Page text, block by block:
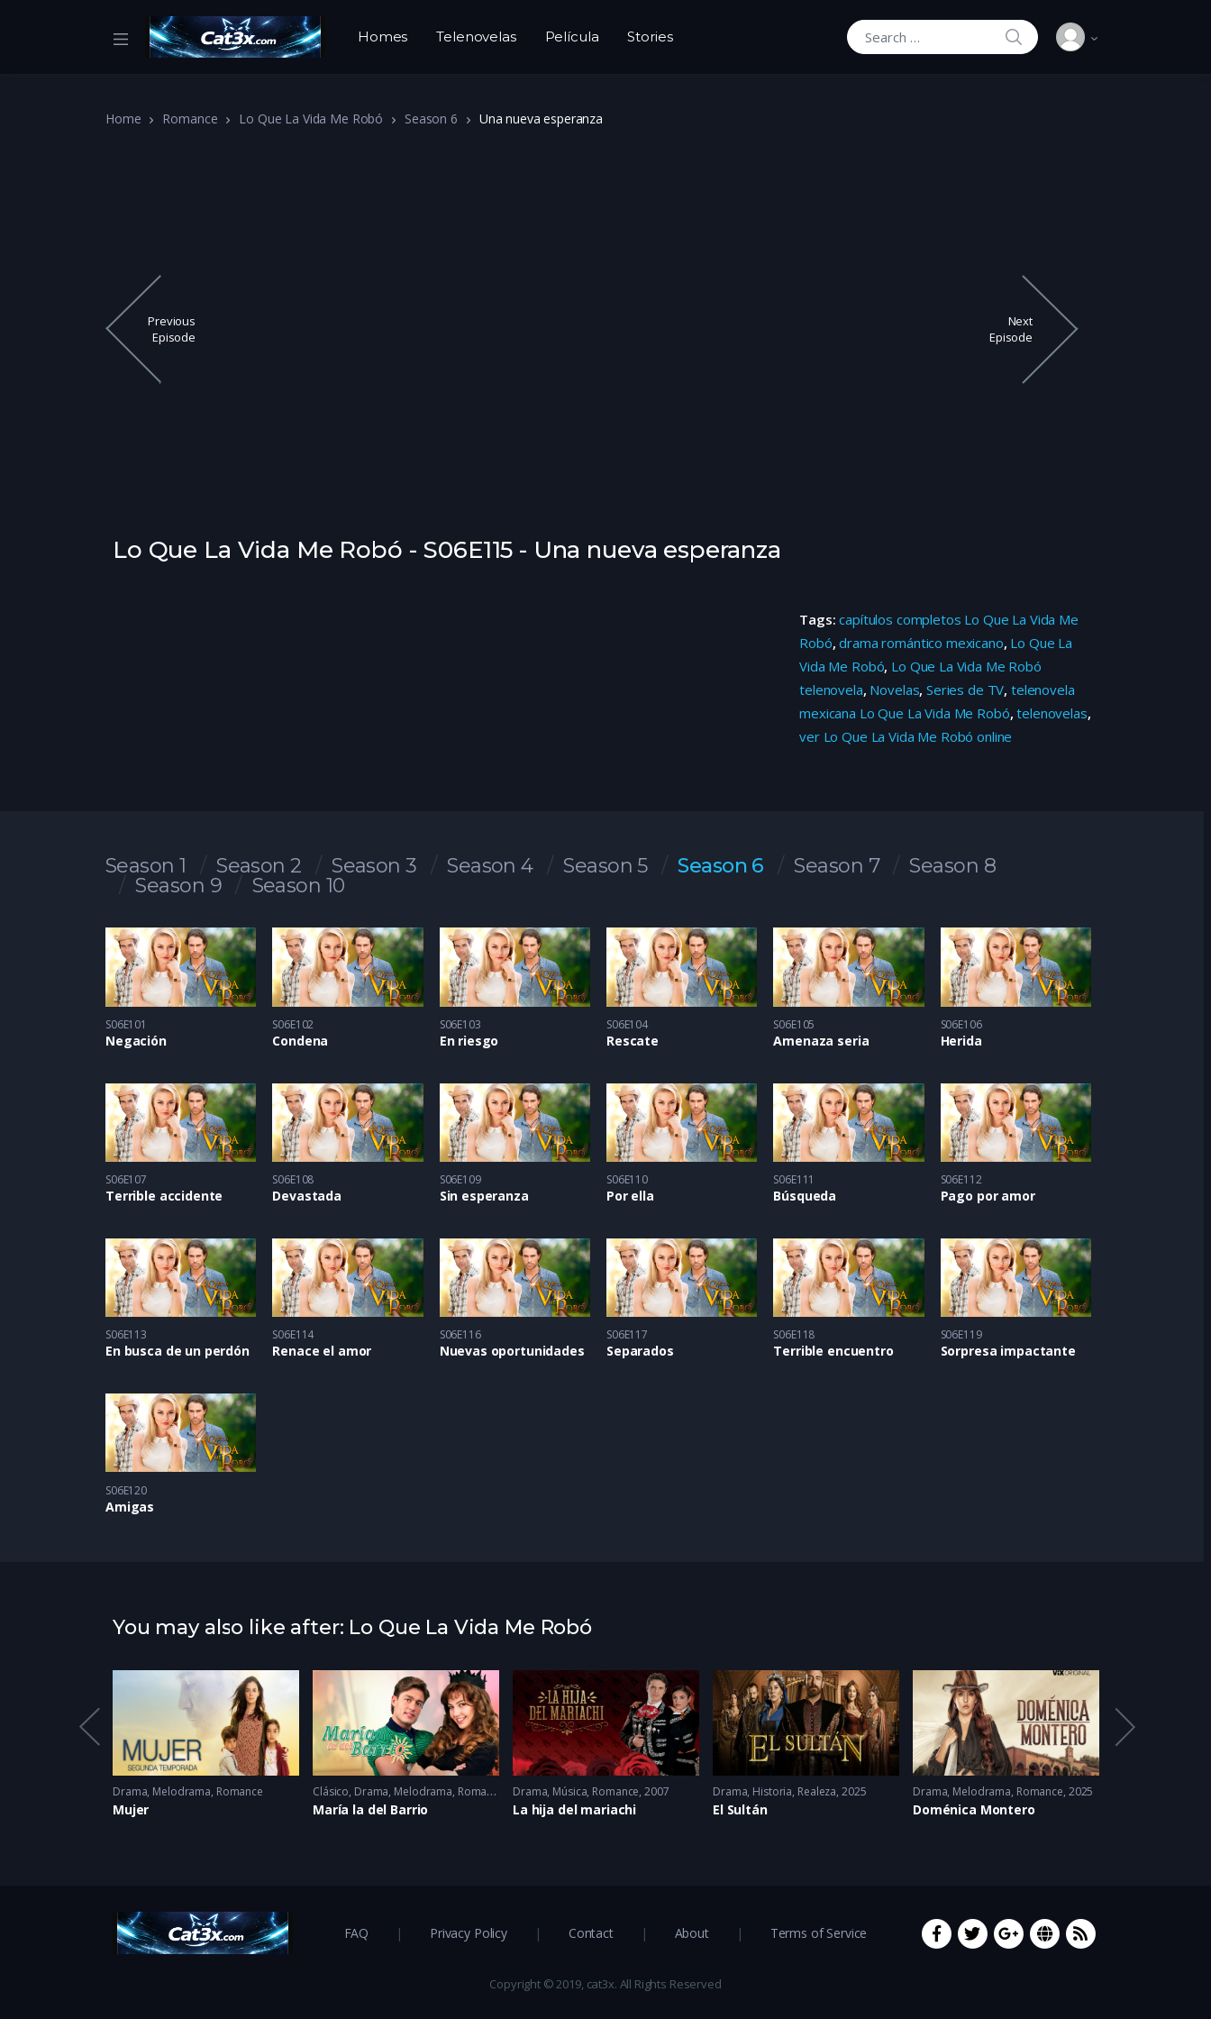
Homes Telenovelas Película Stories
Search for:
SEARCH
Home Romance Lo Que La Vida Me Robó Season 6 Una nueva esperanza
Previous
Episode
Next
Episode
Lo Que La Vida Me Robó - S06E115 - Una nueva esperanza
Tags:capítulos completos Lo Que La Vida Me
Robó,drama romántico mexicano, Lo Que La
Vida Me Robó, Lo Que La Vida Me Robó
telenovela, Novelas,Series de TV, telenovela
mexicana Lo Que La Vida Me Robó,telenovelas,
ver Lo Que La Vida Me Robó online
Season 1 Season 2 Season 3 Season 4 Season 5 Season 6 Season 7
Season 8
Season 9
Season 10
S06E101
Negación
S06E102
Condena
S06E103
En riesgo
S06E104
Rescate
S06E105
Amenaza seria
S06E106
Herida
S06E107
Terrible accidente
S06E108
Devastada
S06E109
Sin esperanza
S06E110
Por ella
S06E111
Búsqueda
S06E112
Pago por amor
S06E113
En busca de un perdón
S06E114
Renace el amor
S06E116
Nuevas oportunidades
S06E117
Separados
S06E118
Terrible encuentro
S06E119
Sorpresa impactante
S06E120
Amigas
You may also like after: Lo Que La Vida Me Robó
1986Drama, Melodrama, Romance
Mujer
Clásico, Drama, Melodrama, Romance
María la del Barrio
Drama, Música, Romance 2007
La hija del mariachi
Drama, Historia, Realeza 2025
El Sultán
Drama, Melodrama, Romance 2025
Doménica Montero
FAQ Privacy Policy Contact About Terms of Service
Copyright © 2019, cat3x. All Rights Reserved